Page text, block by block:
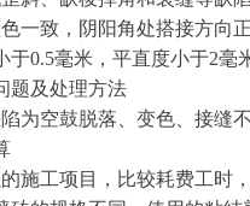
一致，阴阳角处搭接方向
于0.5毫米，平直度小于2毫
题及处理方法
为空鼓脱落、变色、接缝
施工项目，比较耗费工时